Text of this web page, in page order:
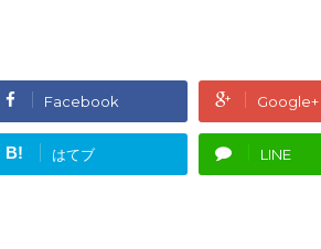
Facebook Google+
B! はてブ LINE